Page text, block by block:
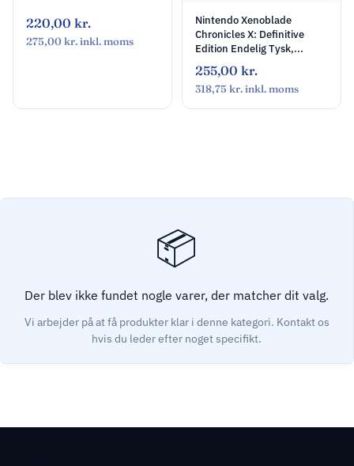
220,00 kr.
275,00 kr.inkl. moms
Nintendo Xenoblade
Chronicles X: Definitive
Edition Endelig Tysk,...
255,00 kr.
318,75 kr.inkl. moms
Der blev ikke fundet nogle varer, der matcher dit valg.